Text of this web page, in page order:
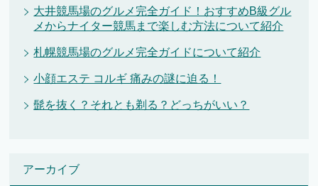
大井競馬場のグルメ完全ガイド！おすすめB級グル
メからナイター競馬まで楽しむ方法について紹介
札幌競馬場のグルメ完全ガイドについて紹介
小顔エステ コルギ 痛みの謎に迫る！
髭を抜く？それとも剃る？どっちがいい？
アーカイブ